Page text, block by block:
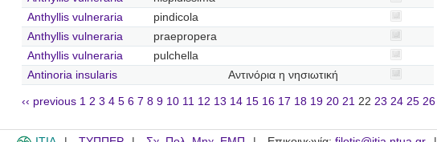
Anthyllis vulneraria
pindicola
Anthyllis vulneraria
praepropera
Anthyllis vulneraria
pulchella
Antinoria insularis
Αντινόρια η νησιωτική
‹‹ previous 1 2 3 4 5 6 7 8 9 10 11 12 13 14 15 16 17 18 19 20 21 22 23 24 25 26